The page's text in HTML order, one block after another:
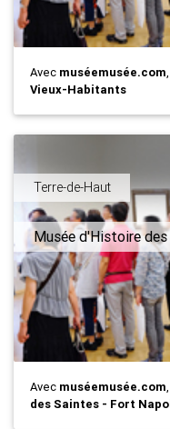
Avec muséemusée.com
Vieux-Habitants
Terre-de-Haut
Musée d'Histoire
Avec muséemusée.com
des Saintes - Fort